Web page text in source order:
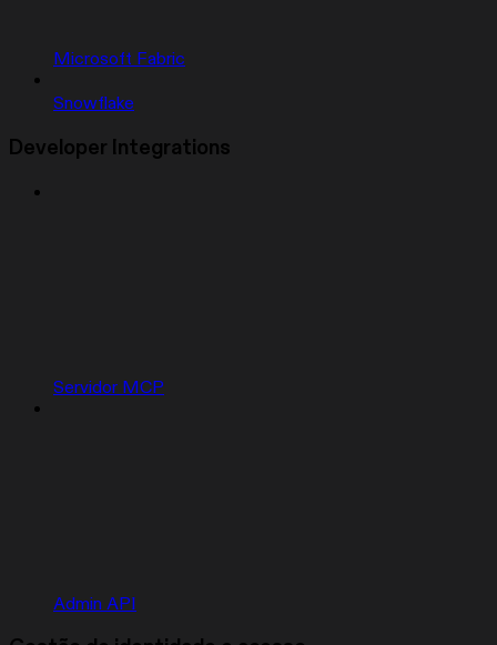
Microsoft Fabric
Snowflake
Developer Integrations
Servidor MCP
Admin API